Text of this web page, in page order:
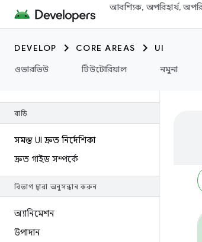
আবশ্যিক, অপরিহার্য,
DEVELOP CORE AREAS
UI
ওভারভিউ
টিউটোরিয়াল নমুনা
বাড়ি
সমস্ত UI দ্রুত নির্দেশিকা
দ্রুত গাইড সম্পর্কে
বিভাগ দ্বারা অনুসন্ধান করুন
অ্যানিমেশন
উপাদান